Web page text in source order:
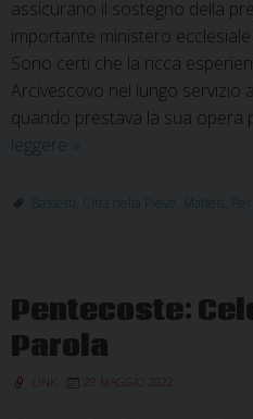
assicurano il sostegno della
importante ministero
Sono certi che la ricca
Arcivescovo nel lungo servizio
quando prestava la sua opera
leggere Maffeis
di
Pieve
»
Bassetti Città della Pieve Maffeis
Pentecoste:
Parola
LINK 29 MAGGIO 2022